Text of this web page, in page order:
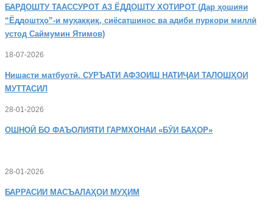
БАРДОШТУ ТААССУРОТ АЗ ЁДДОШТУ ХОТИРОТ (Дар ҳошияи
“Ёддоштҳо”-и муҳаққиқ, сиёсатшинос ва адиби пуркори миллӣ
устод Саймумин Ятимов)
18-07-2026
Нишасти матбуотӣ. СУРЪАТИ АФЗОИШ НАТИҶАИ ТАЛОШҲОИ
МУТТАСИЛ
28-01-2026
ОШНОӢ БО ФАЪОЛИЯТИ ГАРМХОНАИ «БӮИ БАҲОР»
28-01-2026
БАРРАСИИ МАСЪАЛАҲОИ МУҲИМ